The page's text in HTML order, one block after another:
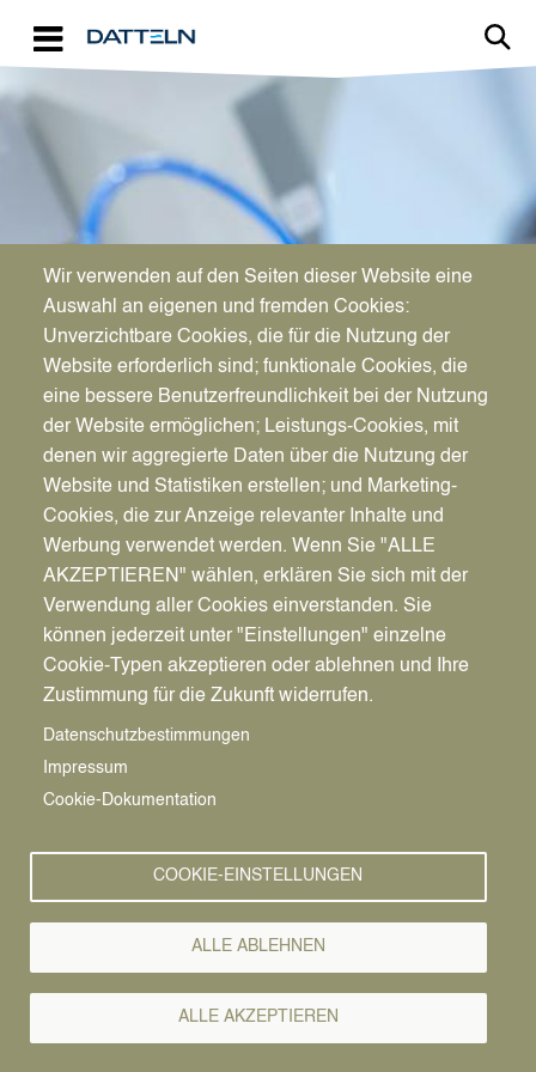
WIRTSCHAFTSFÖRDERUNG
Aktuelles für Unternehmen
Pfadnavigation
Wirtschaft | Bauen | Umwelt Wirtschaftsförderung News
Wirtschafts-
News
Wir verwenden auf den Seiten dieser Website eine
Auswahl an eigenen und fremden Cookies:
Unverzichtbare Cookies, die für die Nutzung der
Website erforderlich sind; funktionale Cookies, die
eine bessere Benutzerfreundlichkeit bei der Nutzung
der Website ermöglichen; Leistungs-Cookies, mit
denen wir aggregierte Daten über die Nutzung der
Website und Statistiken erstellen; und Marketing-
Cookies, die zur Anzeige relevanter Inhalte und
Werbung verwendet werden. Wenn Sie "ALLE
AKZEPTIEREN" wählen, erklären Sie sich mit der
Verwendung aller Cookies einverstanden. Sie
können jederzeit unter "Einstellungen" einzelne
Cookie-Typen akzeptieren oder ablehnen und Ihre
Zustimmung für die Zukunft widerrufen.
Datenschutzbestimmungen
Impressum
Cookie-Dokumentation
COOKIE-EINSTELLUNGEN
ALLE ABLEHNEN
ALLE AKZEPTIEREN